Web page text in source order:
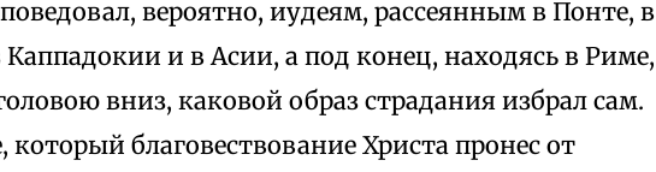
вероятно, иудеям, рассеянным в Понте, в
и в Асии, а под конец, находясь в Риме,
вниз, каковой образ страдания избрал сам.
который благовествование Христа пронес от